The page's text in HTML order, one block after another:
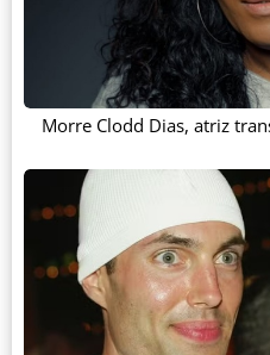
Morre Clodd Dias, atriz